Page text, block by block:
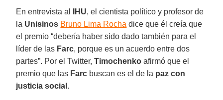
En entrevista al IHU, el cientista político y profesor de
la Unisinos Bruno Lima Rocha dice que él creía que
el premio “debería haber sido dado también para el
líder de las Farc, porque es un acuerdo entre dos
partes”. Por el Twitter,Timochenko afirmó que el
premio que las Farc buscan es el de la paz con
justicia social .